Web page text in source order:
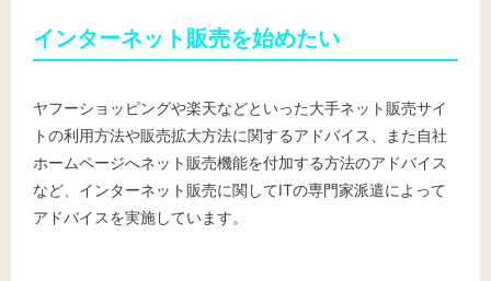
インターネット販売を始めたい
ヤフーショッピングや楽天などといった大手ネット販売サイ
トの利用方法や販売拡大方法に関するアドバイス、また自社
ホームページへネット販売機能を付加する方法のアドバイス
など、インターネット販売に関してITの専門家派遣によって
アドバイスを実施しています。